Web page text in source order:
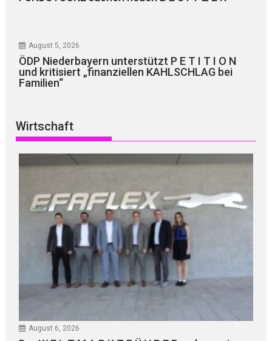
August 5, 2026
ÖDP Niederbayern unterstützt P E T I T I O N
und kritisiert „finanziellen KAHLSCHLAG bei
Familien“
Wirtschaft
August 6, 2026